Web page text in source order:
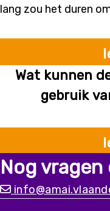
lang zou het duren
kosten?
Wat kunnen
gebruik
Nog